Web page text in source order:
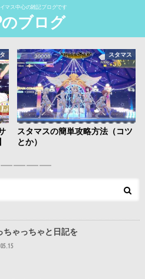
マス中心の雑記ブログです
ブログ
スタマス
スタマスの簡単攻略方法（コツ
とか）
ちゃっちゃと日記を